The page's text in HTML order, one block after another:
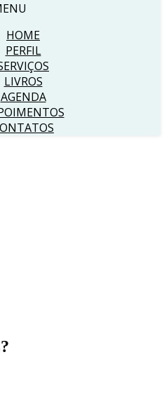
HOME
PERFIL
LIVROS
AGENDA